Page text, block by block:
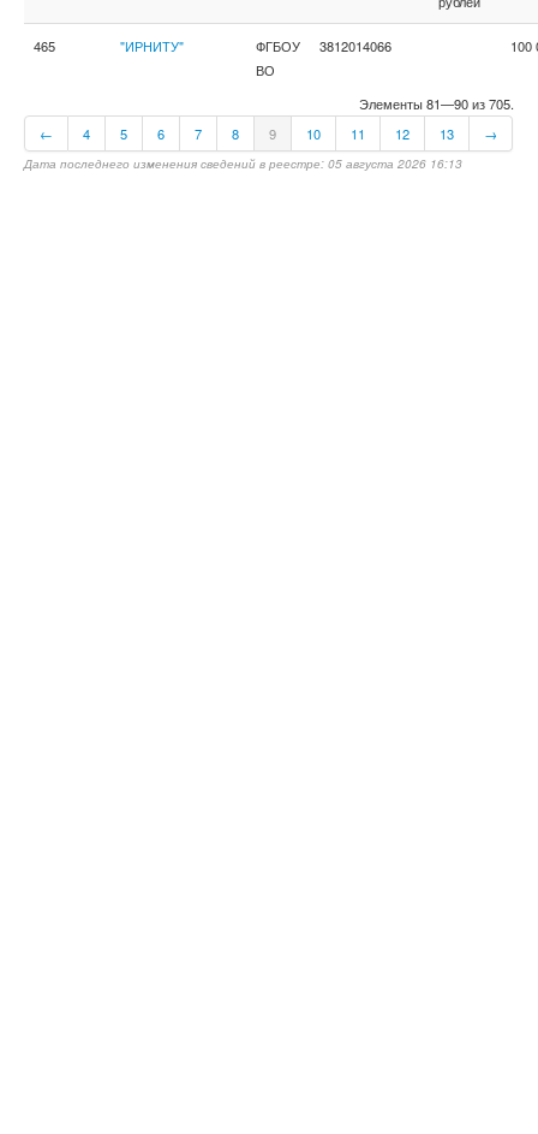
465 "ИРНИТУ"
ФГБОУ
ВО
3812014066 100
Элементы 81—90 из 705.
←
4 5 6 7 8 9 10 11 12 13 →
Дата последнего изменения сведений в реестре: 05 августа 2026 16:13